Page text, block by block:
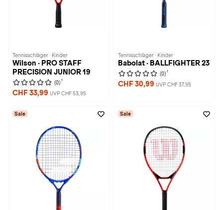
Tennisschläger · Kinder
Wilson · PRO STAFF
PRECISION JUNIOR 19
(0) 1
CHF 33,99 UVP CHF 53,95
Tennisschläger · Kinder
Babolat · BALLFIGHTER 23
(0) 1
CHF 30,99 UVP CHF 37,95
Sale Sale